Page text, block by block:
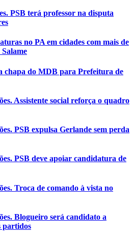
PSB terá professor na disputa
no PA em cidades com mais de
chapa do MDB para Prefeitura de
Assistente social reforça o quadro
PSB expulsa Gerlande sem perda
PSB deve apoiar candidatura de
Troca de comando à vista no
Blogueiro será candidato a
partidos